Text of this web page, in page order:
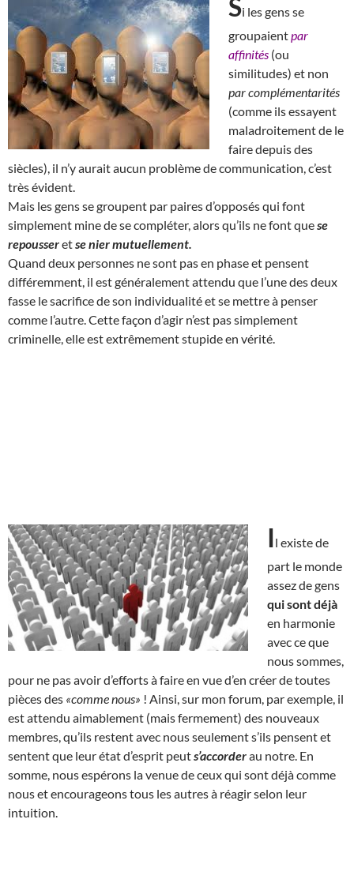
Si les gens se
groupaientpar
affinités (ou
similitudes) et non
par complémentarités
(comme ils essayent
maladroitement de le
faire depuis des
siècles), il n’y aurait aucun problème de communication, c’est
très évident.
Mais les gens se groupent par paires d’opposés qui font
simplement mine de se compléter, alors qu’ils ne font quese
repousseretse nier mutuellement.
Quand deux personnes ne sont pas en phase et pensent
différemment, il est généralement attendu que l’une des deux
fasse le sacrifice de son individualité et se mettre à penser
comme l’autre. Cette façon d’agir n’est pas simplement
criminelle, elle est extrêmement stupide en vérité.
Il existe de
part le monde
assez de gens
qui sont déjà
en harmonie
avec ce que
nous sommes,
pour ne pas avoir d’efforts à faire en vue d’en créer de toutes
pièces des «comme nous» ! Ainsi, sur mon forum, par exemple, il
est attendu aimablement (mais fermement) des nouveaux
membres, qu’ils restent avec nous seulement s’ils pensent et
sentent que leur état d’esprit peuts’accorderau notre. En
somme, nous espérons la venue de ceux qui sont déjà comme
nous et encourageons tous les autres à réagir selon leur
intuition.